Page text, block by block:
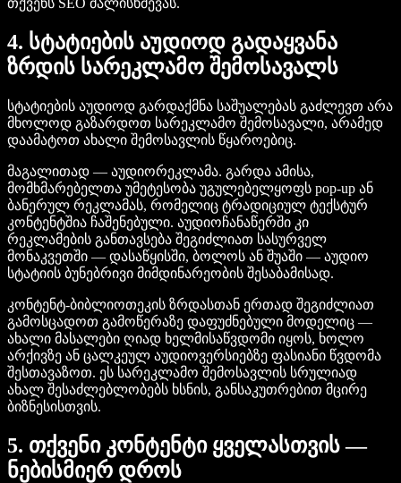
თქვენს SEO ძალისხმევას.
4. სტატიების აუდიოდ გადაყვანა
ზრდის სარეკლამო შემოსავალს
სტატიების აუდიოდ გარდაქმნა საშუალებას გაძლევთ არა
მხოლოდ გაზარდოთ სარეკლამო შემოსავალი, არამედ
დაამატოთ ახალი შემოსავლის წყაროებიც.
მაგალითად — აუდიორეკლამა. გარდა ამისა,
მომხმარებელთა უმეტესობა უგულებელყოფს pop-up ან
ბანერულ რეკლამას, რომელიც ტრადიციულ ტექსტურ
კონტენტშია ჩაშენებული. აუდიოჩანაწერში კი
რეკლამების განთავსება შეგიძლიათ სასურველ
მონაკვეთში — დასაწყისში, ბოლოს ან შუაში — აუდიო
სტატიის ბუნებრივი მიმდინარეობის შესაბამისად.
კონტენტ-ბიბლიოთეკის ზრდასთან ერთად შეგიძლიათ
გამოსცადოთ გამოწერაზე დაფუძნებული მოდელიც —
ახალი მასალები ღიად ხელმისაწვდომი იყოს, ხოლო
არქივზე ან ცალკეულ აუდიოვერსიებზე ფასიანი წვდომა
შესთავაზოთ. ეს სარეკლამო შემოსავლის სრულიად
ახალ შესაძლებლობებს ხსნის, განსაკუთრებით მცირე
ბიზნესისთვის.
5. თქვენი კონტენტი ყველასთვის —
ნებისმიერ დროს